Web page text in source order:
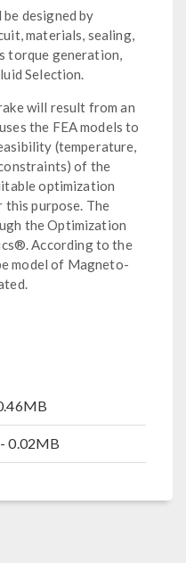
designed by
materials, sealing,
torque generation,
Selection.
will result from an
the FEA models to
(temperature,
of the
optimization
purpose. The
the Optimization
According to the
model of Magneto-
0.02MB